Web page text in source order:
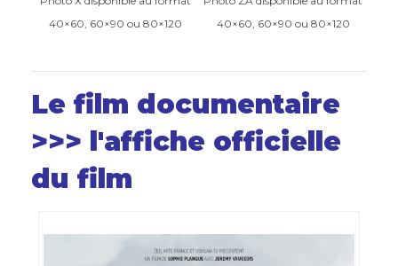
40×60, 60×90 ou 80×120
40×60, 60×90 ou 80×120
Le film documentaire
>>> l'affiche officielle
du film